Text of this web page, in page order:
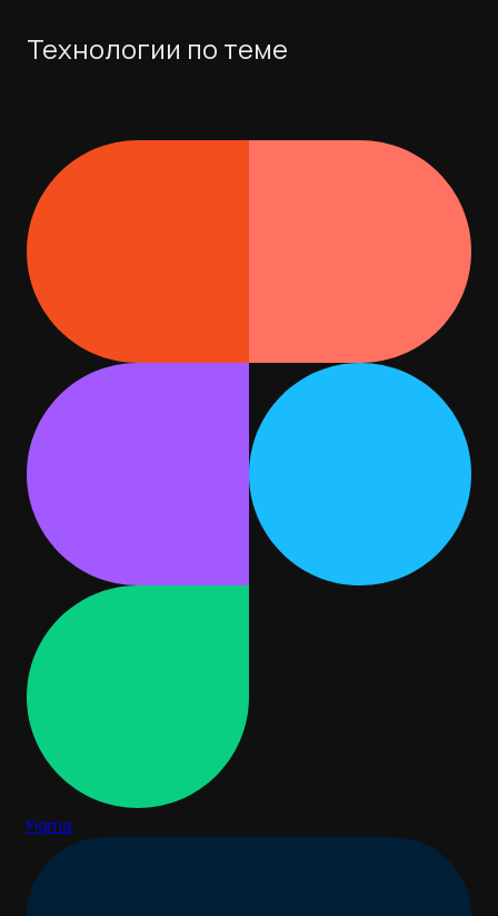
Технологии по теме
Figma